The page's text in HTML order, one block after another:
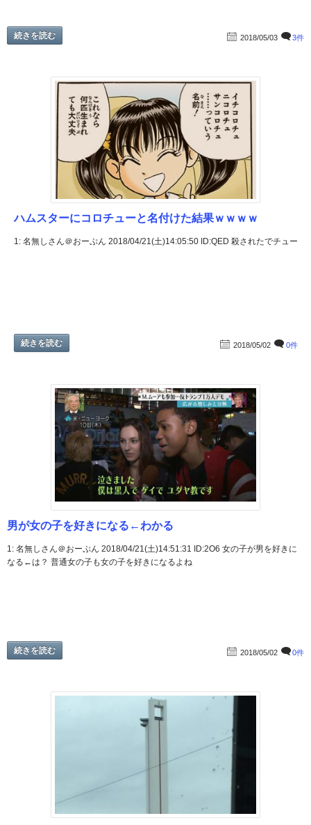
続きを読む 2018/05/03 3件
ハムスターにコロチューと名付けた結果ｗｗｗｗ
1: 名無しさん＠おーぷん 2018/04/21(土)14:05:50 ID:QED 殺されたでチュー
続きを読む 2018/05/02 0件
男が女の子を好きになる←わかる
1: 名無しさん＠おーぷん 2018/04/21(土)14:51:31 ID:2O6 女の子が男を好きに
なる←は？ 普通女の子も女の子を好きになるよね
続きを読む 2018/05/02 0件